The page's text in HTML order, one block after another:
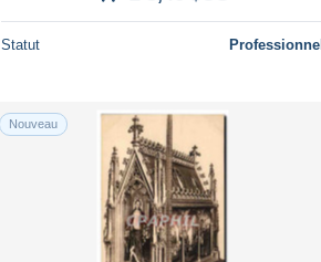
Statut Professionnel
Nouveau